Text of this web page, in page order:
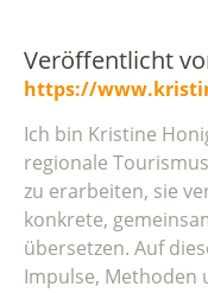
Veröffentlicht
https://
Ich bin Kristine
regionale
zu erarbeiten, sie
konkrete,
übersetzen. Auf
Impulse, Methoden